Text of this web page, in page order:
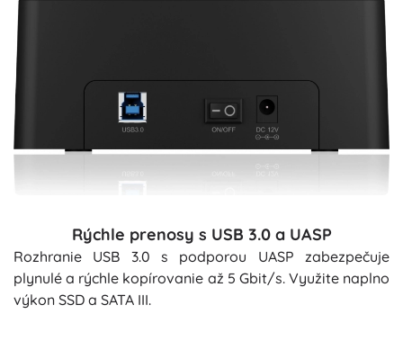
Rýchle prenosy s USB 3.0 a UASP
Rozhranie USB 3.0 s podporou UASP zabezpečuje
plynulé a rýchle kopírovanie až 5 Gbit/s. Využite naplno
výkon SSD a SATA III.